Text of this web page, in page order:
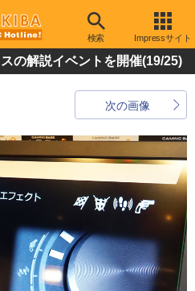
検索 Impressサイト
の解説イベントを開催(19/25)
次の画像